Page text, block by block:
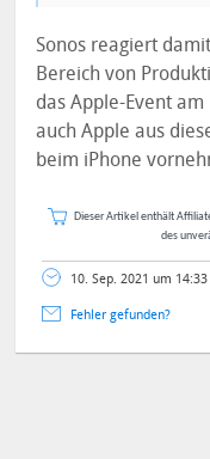
Sonos reagiert
Bereich von
das Apple-Event
auch Apple aus
beim iPhone
Dieser Artikel enthält
des
10. Sep. 2021 um
Fehler gefunden?